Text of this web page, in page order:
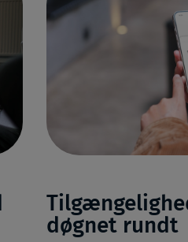
døgnet rundt